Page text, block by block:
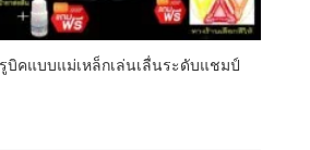
บิคแบบแม่เหล็กเล่นเลื่นระดับแชมป์